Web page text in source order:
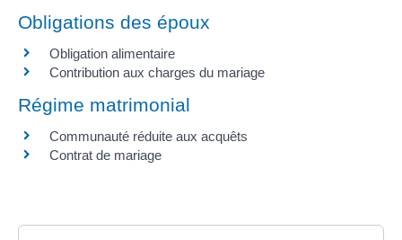
Obligations des époux
Obligation alimentaire
Contribution aux charges du mariage
Régime matrimonial
Communauté réduite aux acquêts
Contrat de mariage